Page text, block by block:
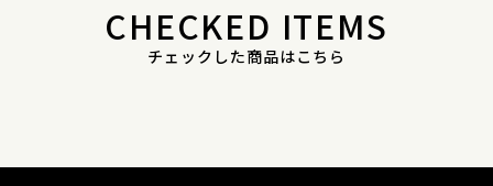
CHECKED ITEMS
チェックした商品はこちら